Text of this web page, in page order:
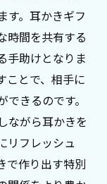
す。耳かきギフ
時間を共有する
手助けとなりま
ことで、相手に
きるのです。
ながら耳かきを
リフレッシュ
で作り出す特別